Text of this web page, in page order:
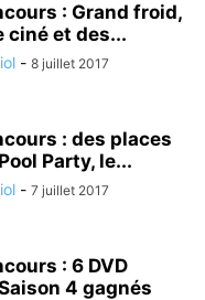
: Grand froid,
ciné et des...
- 8 juillet 2017
: des places
Party, le...
- 7 juillet 2017
: 6 DVD
4 gagnés